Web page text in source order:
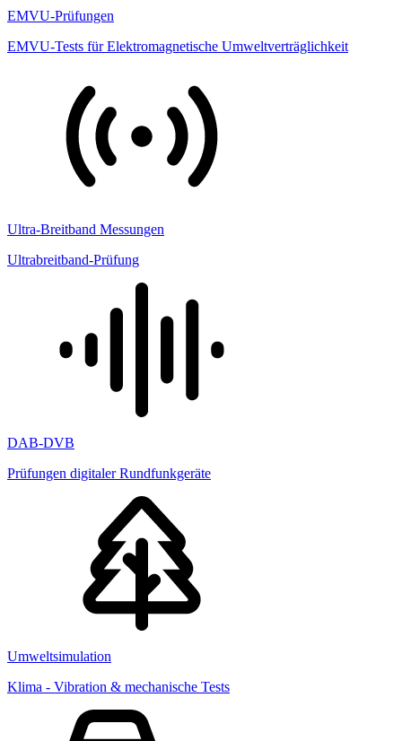
EMVU-Prüfungen
EMVU-Tests für Elektromagnetische Umweltverträglichkeit
Ultra-Breitband Messungen
Ultrabreitband-Prüfung
DAB-DVB
Prüfungen digitaler Rundfunkgeräte
Umweltsimulation
Klima - Vibration & mechanische Tests